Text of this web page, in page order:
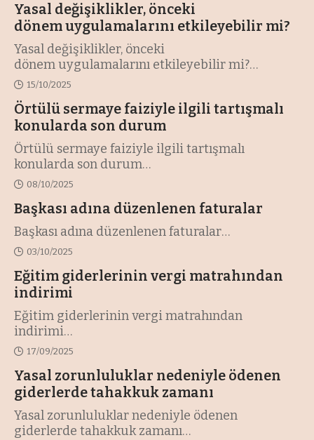
Yasal değişiklikler, önceki
dönem uygulamalarını etkileyebilir mi?
Yasal değişiklikler, önceki
dönem uygulamalarını etkileyebilir mi?…
15/10/2025
Örtülü sermaye faiziyle ilgili tartışmalı
konularda son durum
Örtülü sermaye faiziyle ilgili tartışmalı
konularda son durum…
08/10/2025
Başkası adına düzenlenen faturalar
Başkası adına düzenlenen faturalar…
03/10/2025
Eğitim giderlerinin vergi matrahından
indirimi
Eğitim giderlerinin vergi matrahından
indirimi…
17/09/2025
Yasal zorunluluklar nedeniyle ödenen
giderlerde tahakkuk zamanı
Yasal zorunluluklar nedeniyle ödenen
giderlerde tahakkuk zamanı…